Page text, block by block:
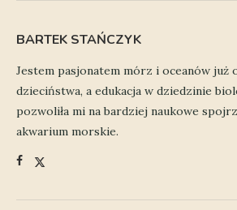
BARTEK STAŃCZYK
Jestem pasjonatem mórz i oceanów już
dzieciństwa, a edukacja w dziedzinie
pozwoliła mi na bardziej naukowe
akwarium morskie.